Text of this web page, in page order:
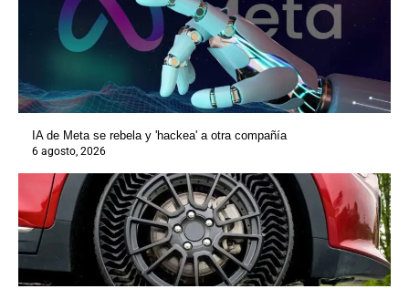
IA de Meta se rebela y 'hackea' a otra compañía
6 agosto, 2026